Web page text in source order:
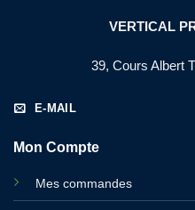
VERTICAL
39, Cours Albert
E-MAIL
Mon Compte
Mes commandes